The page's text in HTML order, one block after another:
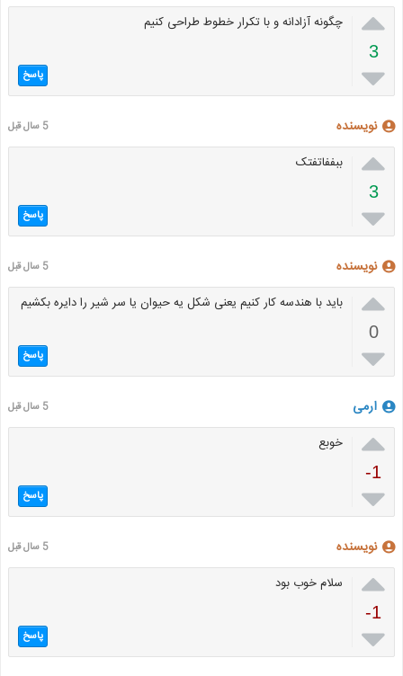

3

چگونه آزادانه و با تکرار خطوط طراحی کنیم
پاسخ
نویسنده 5 سال قبل

3

ببففاتفتک
پاسخ
نویسنده 5 سال قبل

0

باید با هندسه کار کنیم یعنی شکل یه حیوان یا سر شیر را دایره بکشیم
پاسخ
ارمی 5 سال قبل

-1

خوبع
پاسخ
نویسنده 5 سال قبل

-1

سلام خوب بود
پاسخ